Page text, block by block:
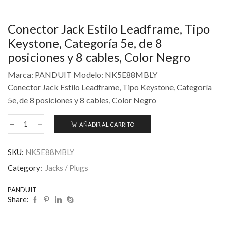
Conector Jack Estilo Leadframe, Tipo
Keystone, Categoría 5e, de 8
posiciones y 8 cables, Color Negro
Marca: PANDUIT Modelo: NK5E88MBLY
Conector Jack Estilo Leadframe, Tipo Keystone, Categoría
5e, de 8 posiciones y 8 cables, Color Negro
AÑADIR AL CARRITO
SKU: NK5E88MBLY
Category: Jacks / Plugs
PANDUIT
Share: